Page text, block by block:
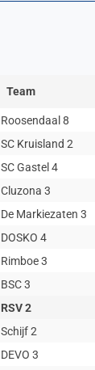
Team
Roosendaal 8
SC Kruisland 2
SC Gastel 4
Cluzona 3
De Markiezaten 3
DOSKO 4
Rimboe 3
BSC 3
RSV 2
Schijf 2
DEVO 3